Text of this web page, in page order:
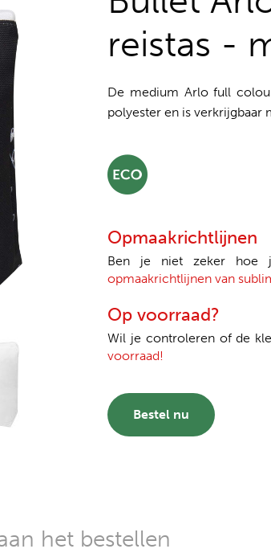
reistas -
De medium Arlo full
polyester en is verkrijgbaar
Opmaakrichtlijnen
Ben je niet zeker hoe
opmaakrichtlijnen van
Op voorraad?
Wil je controleren of de
voorraad!
Bestel nu
het bestellen